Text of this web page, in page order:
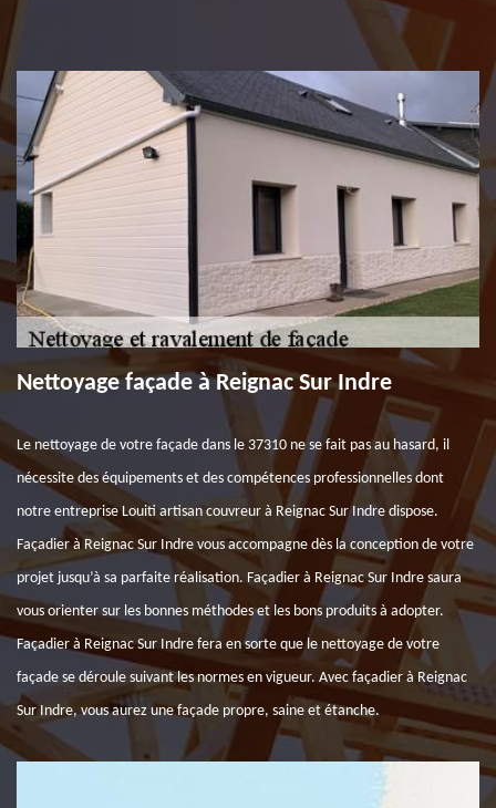
Nettoyage façade à Reignac Sur Indre
Le nettoyage de votre façade dans le 37310 ne se fait pas au hasard, il
nécessite des équipements et des compétences professionnelles dont
notre entreprise Louiti artisan couvreur à Reignac Sur Indre dispose.
Façadier à Reignac Sur Indre vous accompagne dès la conception de votre
projet jusqu’à sa parfaite réalisation. Façadier à Reignac Sur Indre saura
vous orienter sur les bonnes méthodes et les bons produits à adopter.
Façadier à Reignac Sur Indre fera en sorte que le nettoyage de votre
façade se déroule suivant les normes en vigueur. Avec façadier à Reignac
Sur Indre, vous aurez une façade propre, saine et étanche.